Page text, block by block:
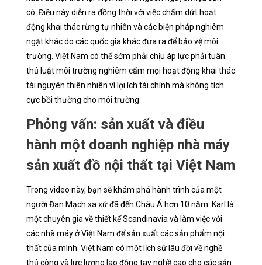
có. Điều này diễn ra đồng thời với việc chấm dứt hoạt
động khai thác rừng tự nhiên và các biện pháp nghiêm
ngặt khác do các quốc gia khác đưa ra để bảo vệ môi
trường. Việt Nam có thể sớm phải chịu áp lực phải tuân
thủ luật môi trường nghiêm cấm mọi hoạt động khai thác
tài nguyên thiên nhiên vì lợi ích tài chính mà không tích
cực bồi thường cho môi trường.
Phỏng vấn: sản xuất và điều
hành một doanh nghiệp nhà máy
sản xuất đồ nội thất tại Việt Nam
Trong video này, bạn sẽ khám phá hành trình của một
người Đan Mạch xa xứ đã đến Châu Á hơn 10 năm. Karl là
một chuyên gia về thiết kế Scandinavia và làm việc với
các nhà máy ở Việt Nam để sản xuất các sản phẩm nội
thất của mình. Việt Nam có một lịch sử lâu đời về nghề
thủ công và lực lượng lao động tay nghề cao cho các sản